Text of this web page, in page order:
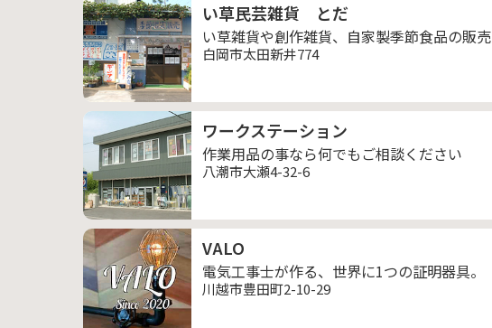
い草民芸雑貨 とだ
い草雑貨や創作雑貨、自家製季節食品の販売
白岡市太田新井774
ワークステーション
作業用品の事なら何でもご相談ください
八潮市大瀬4-32-6
VALO
電気工事士が作る、世界に1つの証明器具。
川越市豊田町2-10-29